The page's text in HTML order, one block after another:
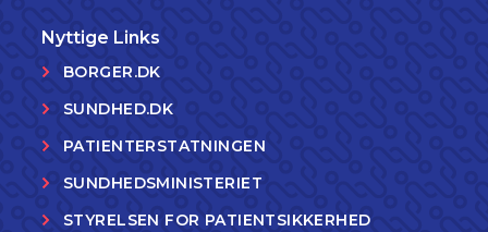
Nyttige Links
BORGER.DK
SUNDHED.DK
PATIENTERSTATNINGEN
SUNDHEDSMINISTERIET
STYRELSEN FOR PATIENTSIKKERHED